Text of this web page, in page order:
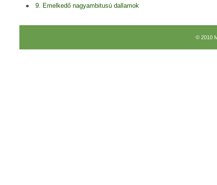
9. Emelkedő nagyambitusú dallamok
© 2010